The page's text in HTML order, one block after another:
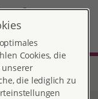
DE
Konstanz
Cookies, die
unserer
die lediglich zu